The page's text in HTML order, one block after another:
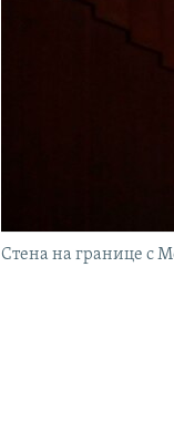
Стена на границе с